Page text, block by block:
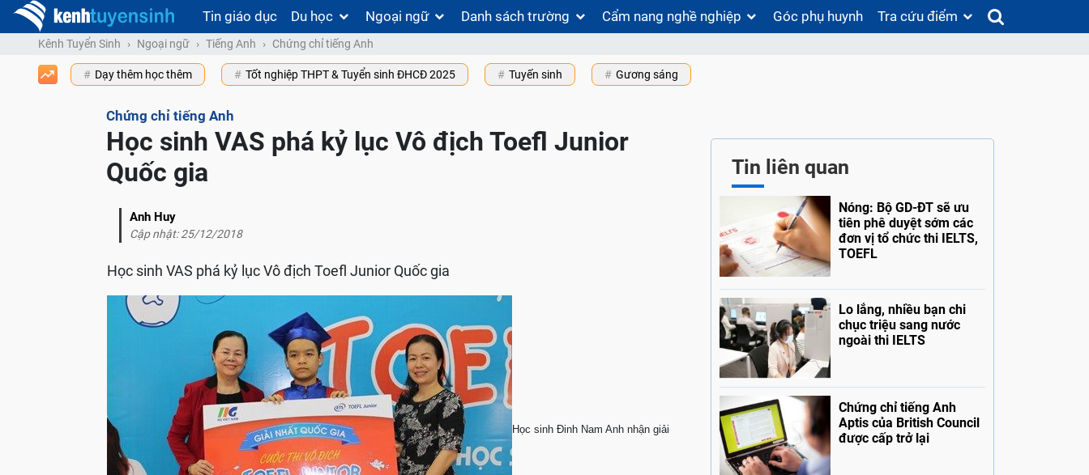
Tin giáo dục Du học Ngoại ngữ Danh sách trường Cẩm nang nghề nghiệp Góc phụ huynh Tra cứu điểm
Kênh Tuyển Sinh Ngoại ngữ Tiếng Anh Chứng chỉ tiếng Anh
Dạy thêm học thêm Tốt nghiệp THPT & Tuyển sinh ĐHCĐ 2025 Tuyến sinh Gương sáng
Chứng chỉ tiếng Anh
Học sinh VAS phá kỷ lục Vô địch Toefl Junior
Quốc gia
Anh Huy
Cập nhật: 25/12/2018
Học sinh VAS phá kỷ lục Vô địch Toefl Junior Quốc gia
Học sinh Đinh Nam Anh nhận giải
Tin liên quan
Nóng: Bộ GD-ĐT sẽ ưu
tiên phê duyệt sớm các
đơn vị tổ chức thi IELTS,
TOEFL
Lo lắng, nhiều bạn chi
chục triệu sang nước
ngoài thi IELTS
Chứng chỉ tiếng Anh
Aptis của British Council
được cấp trở lại